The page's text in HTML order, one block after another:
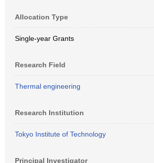
Allocation Type
Single-year Grants
Research Field
Thermal engineering
Research Institution
Tokyo Institute of Technology
Principal Investigator